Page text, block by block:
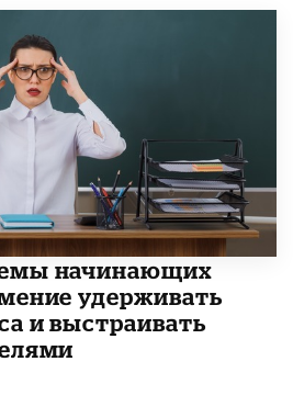
начинающих
удерживать
и выстраивать